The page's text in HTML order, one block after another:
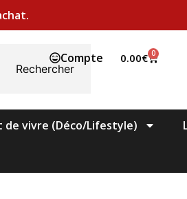
Rechercher
Compte 0.00€ 0
de vivre (Déco/Lifestyle)